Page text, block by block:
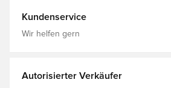
Verstellbarer Kordelzug an der Taille
Kundenservice
Wir helfen gern
Autorisierter Verkäufer